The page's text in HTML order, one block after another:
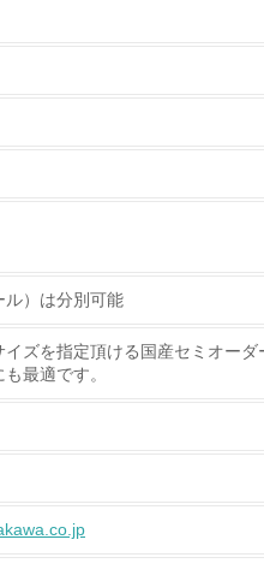
る
、具体的な削減目標や計画を立
廃棄物
、適正処理を行っている
な削減・リサイクル目標や計画を
ている
ル）は分別可能
イズを指定頂ける国産セミオー
最適です。